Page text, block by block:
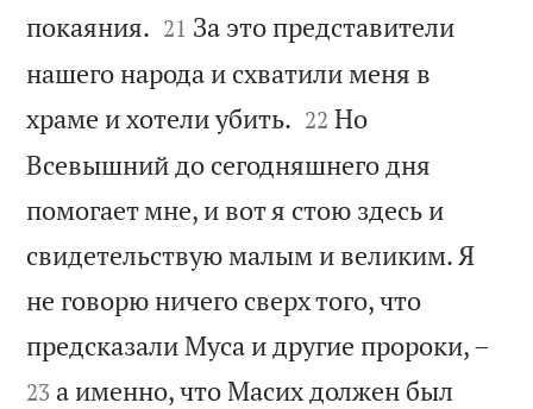
покаяния. 

21 За это представители
нашего народа и схватили меня в
храме и хотели убить. 

22 Но
Всевышний до сегодняшнего дня
помогает мне, и вот я стою здесь и
свидетельствую малым и великим. Я
не говорю ничего сверх того, что
предсказали Муса и другие пророки, –
23 а именно, что Масих должен был